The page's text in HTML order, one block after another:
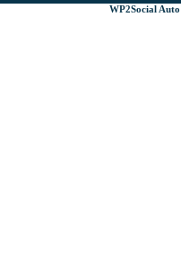
WP2Social